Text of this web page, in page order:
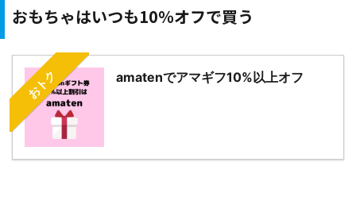
おもちゃはいつも10％オフで買う
おトク amatenでアマギフ10%以上オフ